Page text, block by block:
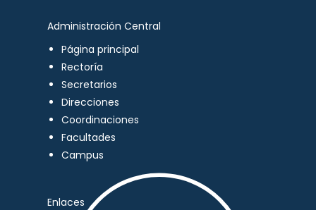
Administración Central
Página principal
Rectoría
Secretarios
Direcciones
Coordinaciones
Facultades
Campus
Enlaces